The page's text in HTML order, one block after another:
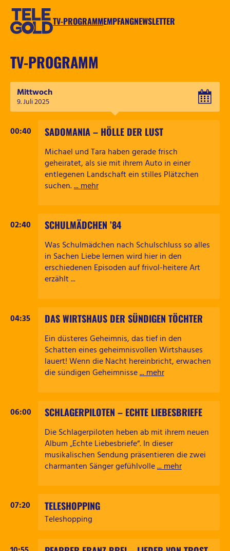
Zum
springen
TV-PROGRAMMEMPFANGNEWSLETTER
TV-PROGRAMM
Mittwoch
00:40
SADOMANIA – HÖLLE DER LUST
Michael und Tara haben gerade frisch
geheiratet, als sie mit ihrem Auto in einer
entlegenen Landschaft ein stilles Plätzchen
suchen.... mehr
02:40
SCHULMÄDCHEN ’84
Was Schulmädchen nach Schulschluss so alles
in Sachen Liebe lernen wird hier in den
erschiedenen Episoden auf frivol-heitere Art
erzählt ...
04:35
DAS WIRTSHAUS DER SÜNDIGEN TÖCHTER
Ein düsteres Geheimnis, das tief in den
Schatten eines geheimnisvollen Wirtshauses
lauert! Wenn die Nacht hereinbricht, erwachen
die sündigen Geheimnisse... mehr
06:00
SCHLAGERPILOTEN – ECHTE LIEBESBRIEFE
Die Schlagerpiloten heben ab mit ihrem neuen
Album „Echte Liebesbriefe“. In dieser
musikalischen Sendung präsentieren die zwei
charmanten Sänger gefühlvolle... mehr
07:20
TELESHOPPING
Teleshopping